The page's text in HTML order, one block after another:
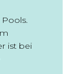
Pools.
ist bei